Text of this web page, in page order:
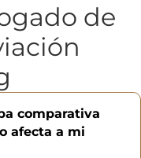
de
comparativa
afecta a mi